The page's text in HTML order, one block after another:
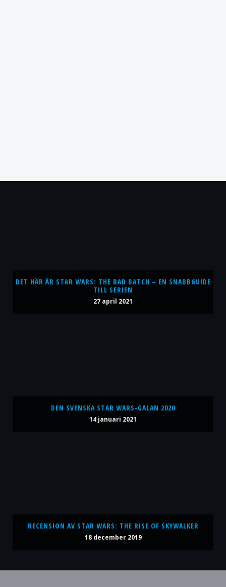
DET HÄR ÄR STAR WARS: THE BAD BATCH – EN SNABBGUIDE
TILL SERIEN
27 april 2021
DEN SVENSKA STAR WARS-GALAN 2020
14 januari 2021
RECENSION AV STAR WARS: THE RISE OF SKYWALKER
18 december 2019